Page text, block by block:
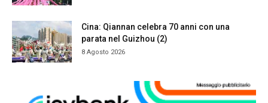
Cina: Qiannan celebra 70 anni con una
parata nel Guizhou (2)
8 Agosto 2026